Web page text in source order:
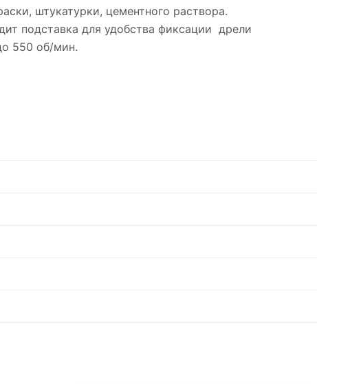
штукатурки, цементного раствора.
подставка для удобства фиксации дрели
550 об/мин.